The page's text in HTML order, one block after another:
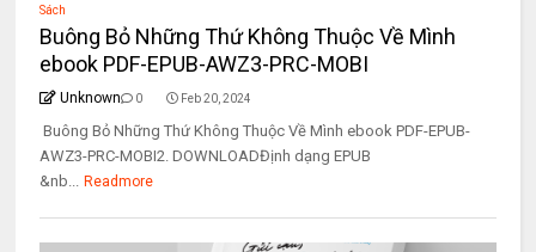
Sách
Buông Bỏ Những Thứ Không Thuộc Về Mình
ebook PDF-EPUB-AWZ3-PRC-MOBI
Unknown 0 Feb 20, 2024
Buông Bỏ Những Thứ Không Thuộc Về Mình ebook PDF-EPUB-
AWZ3-PRC-MOBI2. DOWNLOADĐịnh dạng EPUB
&nb... Readmore